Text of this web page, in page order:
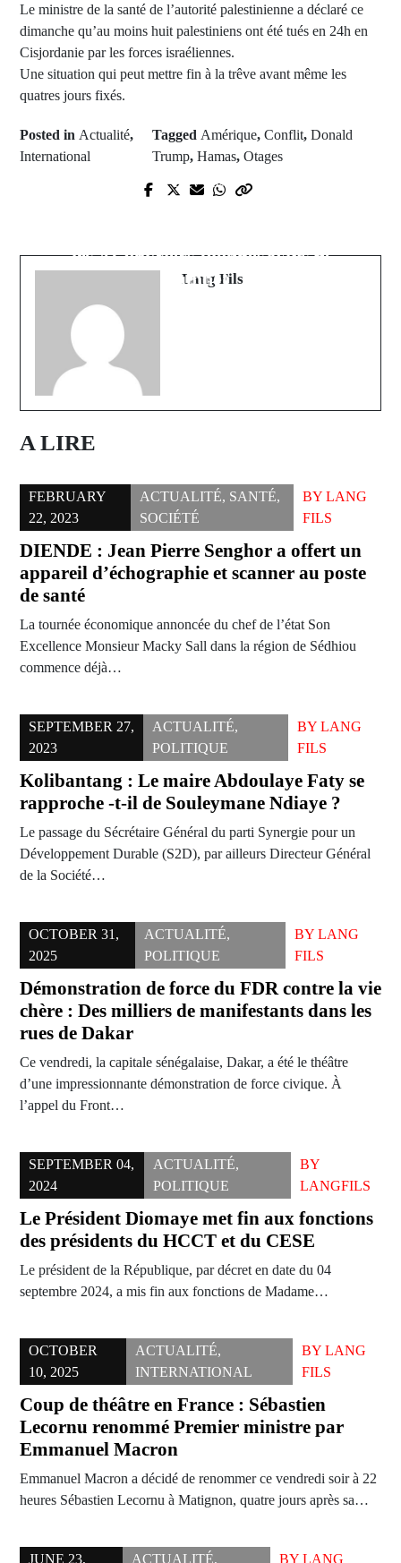
Le ministre de la santé de l’autorité palestinienne a déclaré ce
dimanche qu’au moins huit palestiniens ont été tués en 24h en
Cisjordanie par les forces israéliennes.
Une situation qui peut mettre fin à la trêve avant même les
quatres jours fixés.
Posted in Actualité,
International
Tagged Amérique,Conflit,Donald
Trump,Hamas,Otages
Prev Post
Sénégal et accuse Macky Sall
les 41 ouvriers bloqués dans le
tunnel
Lang Fils
A LIRE
FEBRUARY
22, 2023
ACTUALITÉ, SANTÉ,
SOCIÉTÉ
BYLANG
FILS
DIENDE : Jean Pierre Senghor a offert un
appareil d’échographie et scanner au poste
de santé
La tournée économique annoncée du chef de l’état Son
Excellence Monsieur Macky Sall dans la région de Sédhiou
commence déjà…
SEPTEMBER 27,
2023
ACTUALITÉ,
POLITIQUE
BYLANG
FILS
Kolibantang : Le maire Abdoulaye Faty se
rapproche -t-il de Souleymane Ndiaye ?
Le passage du Sécrétaire Général du parti Synergie pour un
Développement Durable (S2D), par ailleurs Directeur Général
de la Société…
OCTOBER 31,
2025
ACTUALITÉ,
POLITIQUE
BY LANG
FILS
Démonstration de force du FDR contre la vie
chère : Des milliers de manifestants dans les
rues de Dakar
Ce vendredi, la capitale sénégalaise, Dakar, a été le théâtre
d’une impressionnante démonstration de force civique. À
l’appel du Front…
SEPTEMBER 04,
2024
ACTUALITÉ,
POLITIQUE
BY
LANGFILS
Le Président Diomaye met fin aux fonctions
des présidents du HCCT et du CESE
Le président de la République, par décret en date du 04
septembre 2024, a mis fin aux fonctions de Madame…
OCTOBER
10, 2025
ACTUALITÉ,
INTERNATIONAL
BYLANG
FILS
Coup de théâtre en France : Sébastien
Lecornu renommé Premier ministre par
Emmanuel Macron
Emmanuel Macron a décidé de renommer ce vendredi soir à 22
heures Sébastien Lecornu à Matignon, quatre jours après sa…
JUNE 23, ACTUALITÉ, BYLANG